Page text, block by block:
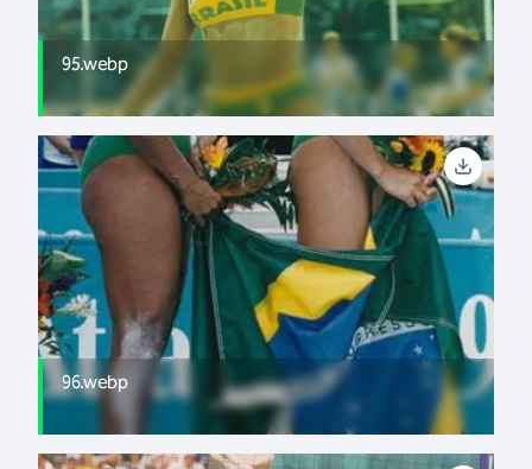
95.webp
96.webp